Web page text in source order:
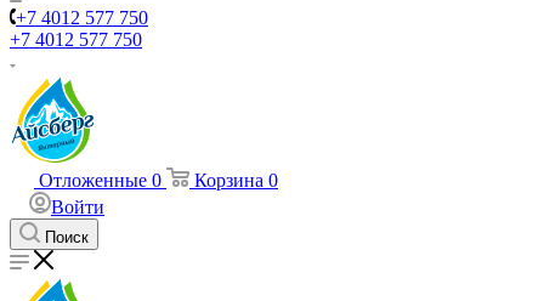
+7 4012 577 750
+7 4012 577 750
Отложенные 0 Корзина 0
Войти
Поиск